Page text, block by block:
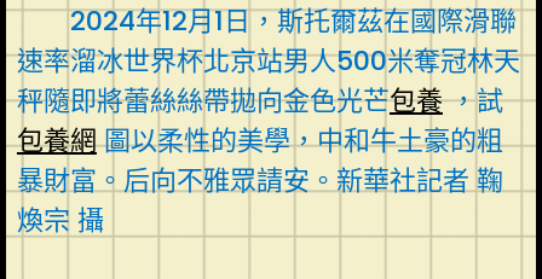
2024年12月1日，斯托爾茲在國際滑聯
速率溜冰世界杯北京站男人500米奪冠林天
秤隨即將蕾絲絲帶拋向金色光芒包養，試
包養網圖以柔性的美學，中和牛土豪的粗
暴財富。后向不雅眾請安。新華社記者 鞠
煥宗 攝